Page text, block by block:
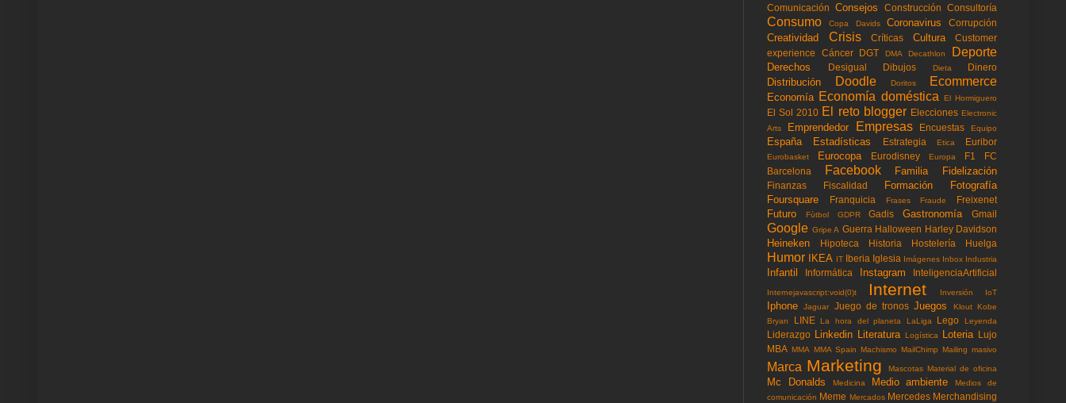
Comunicación Consejos Construcción Consultoría
Consumo Copa Davids Coronavirus Corrupción
Creatividad Crisis Críticas Cultura
Customer
experience
Cáncer DGT DMA Decathlon Deporte
Derechos Desigual Dibujos Dieta Dinero
Distribución Doodle Doritos Ecommerce
Economía Economía doméstica El Hormiguero
El Sol 2010 El reto blogger Elecciones Electronic
Arts
Emprendedor Empresas Encuestas Equipo
España Estadísticas Estrategia Etica Euribor
Eurobasket Eurocopa Eurodisney Europa F1
FC
Barcelona
Facebook Familia Fidelización
Finanzas Fiscalidad Formación
Fotografía
Foursquare
Franquicia Frases Fraude Freixenet
Futuro Fùtbol GDPR Gadis Gastronomía Gmail
Google Gripe A Guerra Halloween Harley Davidson
Heineken Hipoteca Historia Hostelería Huelga
Humor IKEA IT Iberia Iglesia Imágenes Inbox Industria
Infantil Informática Instagram InteligenciaArtificial
Internejavascript:void(0)t Internet Inversión IoT
Iphone Jaguar Juego de tronos Juegos Klout Kobe
Bryan
LINE La hora del planeta LaLiga Lego Leyenda
Liderazgo Linkedin Literatura Logística Loteria Lujo
MBA MMA MMA Spain Machismo MailChimp Mailing masivo
Marca Marketing Mascotas Material de oficina
Mc Donalds Medicina Medio ambiente
Medios de
comunicación Meme Mercados Mercedes Merchandising